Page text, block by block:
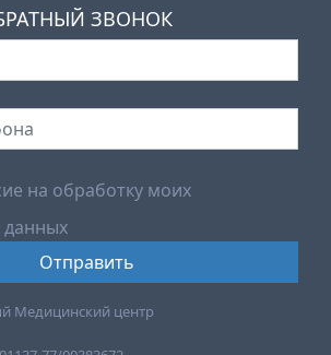
ЗВОНОК
на обработку моих
данных
Медицинский центр